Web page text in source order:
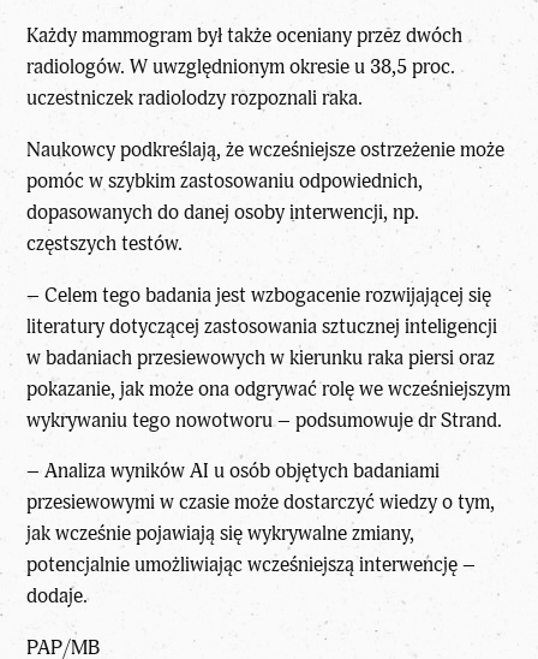
Każdy mammogram był także oceniany przez dwóch
radiologów. W uwzględnionym okresie u 38,5 proc.
uczestniczek radiolodzy rozpoznali raka.
Naukowcy podkreślają, że wcześniejsze ostrzeżenie może
pomóc w szybkim zastosowaniu odpowiednich,
dopasowanych do danej osoby interwencji, np.
częstszych testów.
– Celem tego badania jest wzbogacenie rozwijającej się
literatury dotyczącej zastosowania sztucznej inteligencji
w badaniach przesiewowych w kierunku raka piersi oraz
pokazanie, jak może ona odgrywać rolę we wcześniejszym
wykrywaniu tego nowotworu – podsumowuje dr Strand.
– Analiza wyników AI u osób objętych badaniami
przesiewowymi w czasie może dostarczyć wiedzy o tym,
jak wcześnie pojawiają się wykrywalne zmiany,
potencjalnie umożliwiając wcześniejszą interwencję –
dodaje.
PAP/MB